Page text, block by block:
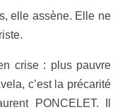
elle assène. Elle ne
crise : plus pauvre
c’est la précarité
PONCELET. Il